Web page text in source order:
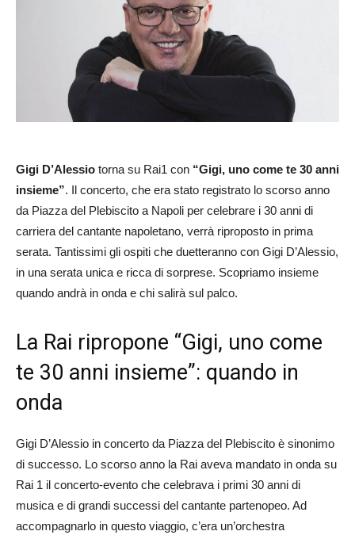
Gigi D’Alessio torna su Rai1 con “Gigi, uno come te 30 anni
insieme”. Il concerto, che era stato registrato lo scorso anno
da Piazza del Plebiscito a Napoli per celebrare i 30 anni di
carriera del cantante napoletano, verrà riproposto in prima
serata. Tantissimi gli ospiti che duetteranno con Gigi D’Alessio,
in una serata unica e ricca di sorprese. Scopriamo insieme
quando andrà in onda e chi salirà sul palco.
La Rai ripropone “Gigi, uno come
te 30 anni insieme”: quando in
onda
Gigi D’Alessio in concerto da Piazza del Plebiscito è sinonimo
di successo. Lo scorso anno la Rai aveva mandato in onda su
Rai 1 il concerto-evento che celebrava i primi 30 anni di
musica e di grandi successi del cantante partenopeo. Ad
accompagnarlo in questo viaggio, c’era un’orchestra